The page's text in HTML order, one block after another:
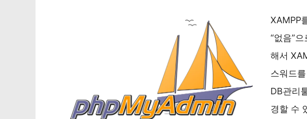
XAMPP
“없음”
해서
스워드
DB관리
경할 수